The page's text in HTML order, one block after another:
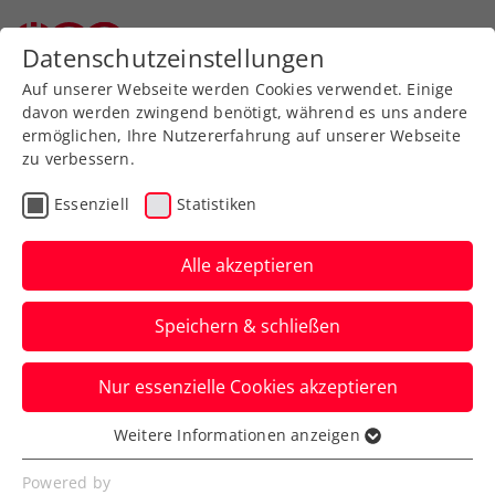
Zurück zur Newsübersicht
Turniere
ITF Sharm El Sheikh: Nur
eine Niederländerin
stoppt Klaffner gleich
zweimal
Die routinierte ÖTV-Vertreterin unterliegt
im ägyptischen Ferienort im Doppel erst
im Finale.
Datenschutzeinstellungen
Auf unserer Webseite werden Cookies verwendet. Einige
davon werden zwingend benötigt, während es uns andere
ermöglichen, Ihre Nutzererfahrung auf unserer Webseite
zu verbessern.
Essenziell Statistiken
Alle akzeptieren
Speichern & schließen
Nur essenzielle Cookies akzeptieren
Essenziell
Essenzielle Cookies werden für grundlegende
Weitere Informationen anzeigen
Powered by